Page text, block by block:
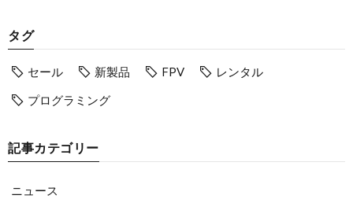
タグ
セール 新製品 FPV
レンタル
プログラミング
記事カテゴリー
ニュース